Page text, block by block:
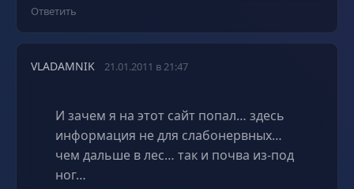
Ответить
VLADAMNIK 21.01.2011 в 21:47
И зачем я на этот сайт попал… здесь
информация не для слабонервных…
чем дальше в лес… так и почва из-под
ног…